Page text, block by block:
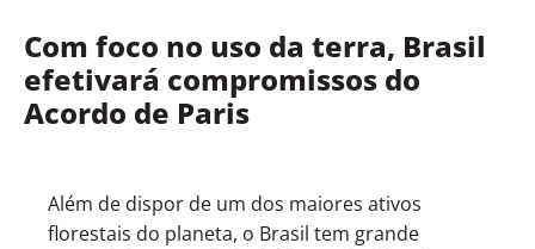
Com foco no uso da terra, Brasil
efetivará compromissos do
Acordo de Paris
Além de dispor de um dos maiores ativos
florestais do planeta, o Brasil tem grande